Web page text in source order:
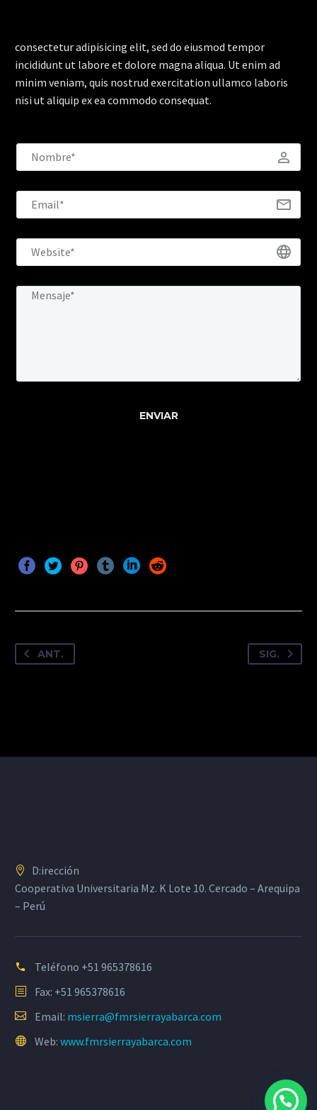
consectetur adipisicing elit, sed do eiusmod tempor
incididunt ut labore et dolore magna aliqua. Ut enim ad
minim veniam, quis nostrud exercitation ullamco laboris
nisi ut aliquip ex ea commodo consequat.
ANT. SIG.
D:irección
Cooperativa Universitaria Mz. K Lote 10. Cercado – Arequipa
– Perú
Teléfono +51 965378616
Fax: +51 965378616
Email: msierra@fmrsierrayabarca.com
Web: www.fmrsierrayabarca.com